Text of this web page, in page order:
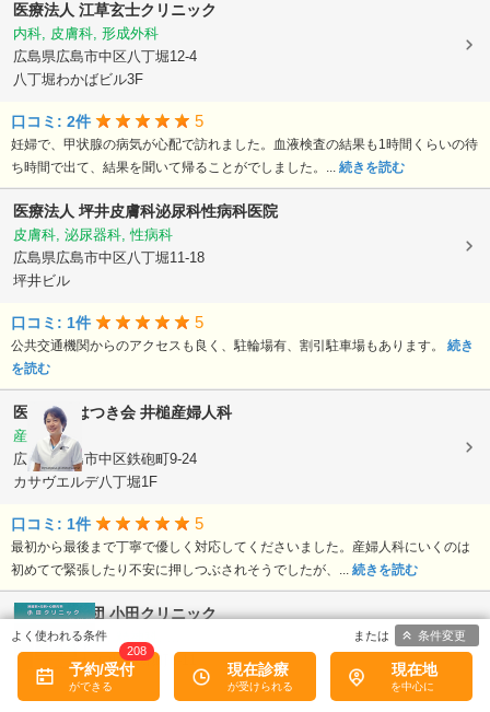
医療法人 江草玄士クリニック
内科, 皮膚科, 形成外科
広島県広島市中区八丁堀12-4
八丁堀わかばビル3F
口コミ: 2件 5
妊婦で、甲状腺の病気が心配で訪れました。血液検査の結果も1時間くらいの待
ち時間で出て、結果を聞いて帰ることがでしました。... 続きを読む
医療法人 坪井皮膚科泌尿科性病科医院
皮膚科, 泌尿器科, 性病科
広島県広島市中区八丁堀11-18
坪井ビル
口コミ: 1件 5
公共交通機関からのアクセスも良く、駐輪場有、割引駐車場もあります。 続き
を読む
医療法人はつき会 井槌産婦人科
産婦人科
広島県広島市中区鉄砲町9-24
カサヴエルデ八丁堀1F
口コミ: 1件 5
最初から最後まで丁寧で優しく対応してくださいました。産婦人科にいくのは
初めてで緊張したり不安に押しつぶされそうでしたが、... 続きを読む
医療法人社団小田クリニック
内科, 心療内科, 精神科, ...
広島県広島市中区鉄砲町6-11
予約/受付
208
現在診療 現在地
条件変更